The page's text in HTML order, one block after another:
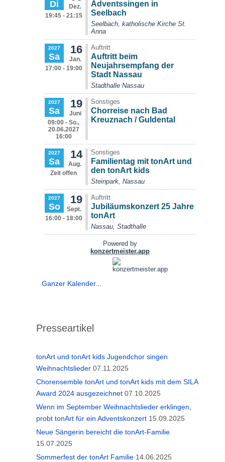
Ganzer Kalender...
Presseartikel
tonArt und tonArt kids Jugendchor singen
Weihnachtslieder 07.11.2025
Chorensemble tonArt und tonArt kids mit dem SILA
Award 2024 ausgezeichnet 07.10.2025
Wenn im September Weihnachtslieder erklingen,
probt tonArt für ein Adventskonzert 15.09.2025
Neue Sängerin bereicht die tonArt-Familie
15.07.2025
Sommerfest der tonArt Familie 14.06.2025